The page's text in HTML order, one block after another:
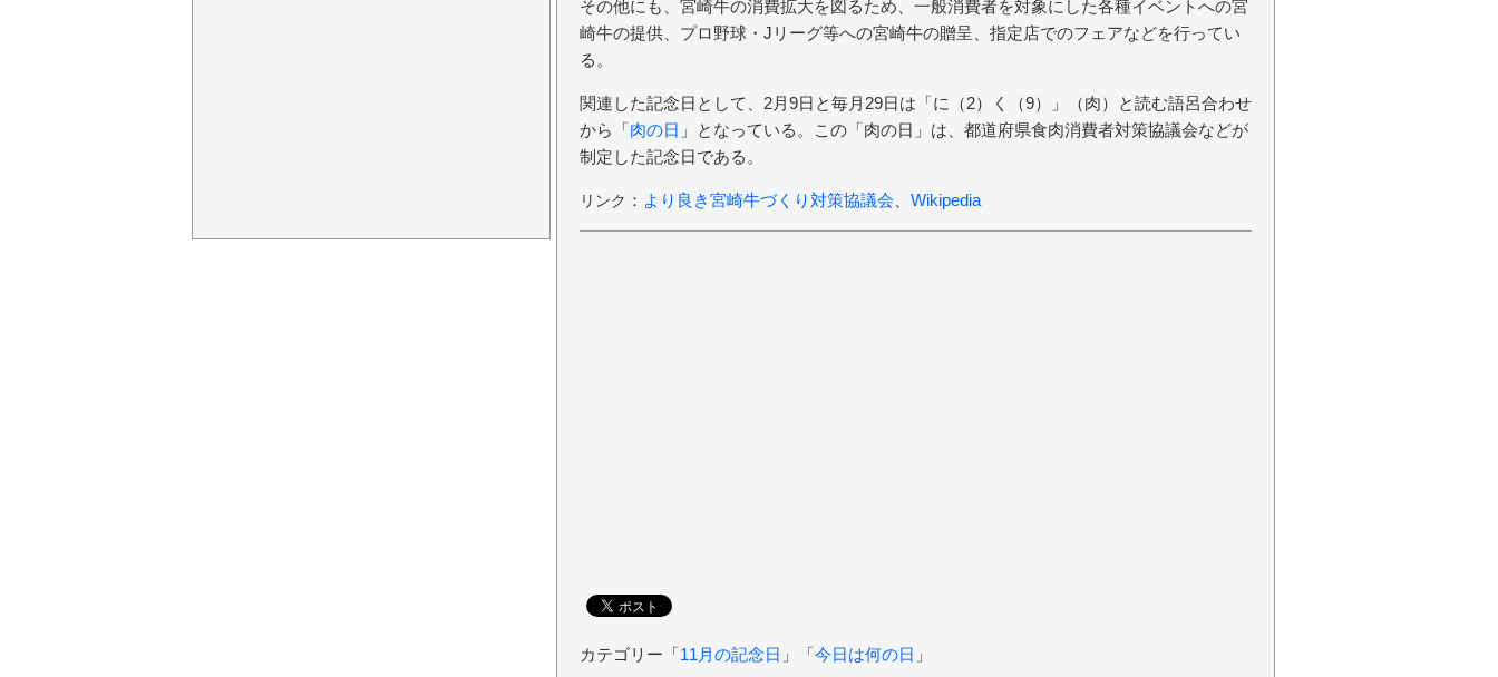
その他にも、宮崎牛の消費拡大を図るため、一般消費者を対象にした各種イベントへの宮
崎牛の提供、プロ野球・Jリーグ等への宮崎牛の贈呈、指定店でのフェアなどを行ってい
る。
関連した記念日として、2月9日と毎月29日は「に（2）く（9）」（肉）と読む語呂合わせ
から「肉の日 」となっている。この「肉の日」は、都道府県食肉消費者対策協議会などが
制定した記念日である。
リンク ： より良き宮崎牛づくり対策協議会 Wikipedia
カテゴリー「11月の記念日 」「今日は何の日 」